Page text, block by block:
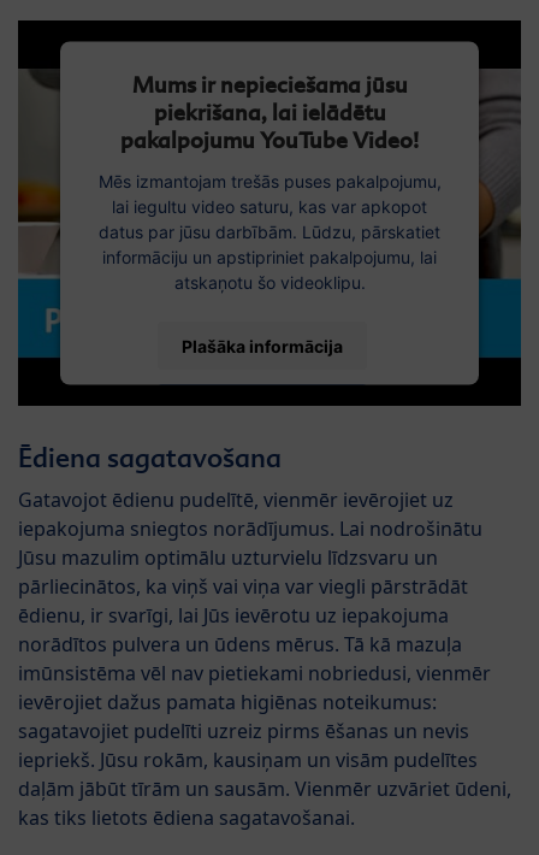
Mums ir nepieciešama jūsu
piekrišana, lai ielādētu
pakalpojumu YouTube Video!
Mēs izmantojam trešās puses pakalpojumu,
lai iegultu video saturu, kas var apkopot
datus par jūsu darbībām. Lūdzu, pārskatiet
informāciju un apstipriniet pakalpojumu, lai
atskaņotu šo videoklipu.
Plašāka informācija
Piekrist
Ēdiena sagatavošana
Gatavojot ēdienu pudelītē, vienmēr ievērojiet uz
iepakojuma sniegtos norādījumus. Lai nodrošinātu
Jūsu mazulim optimālu uzturvielu līdzsvaru un
pārliecinātos, ka viņš vai viņa var viegli pārstrādāt
ēdienu, ir svarīgi, lai Jūs ievērotu uz iepakojuma
norādītos pulvera un ūdens mērus. Tā kā mazuļa
imūnsistēma vēl nav pietiekami nobriedusi, vienmēr
ievērojiet dažus pamata higiēnas noteikumus:
sagatavojiet pudelīti uzreiz pirms ēšanas un nevis
iepriekš. Jūsu rokām, kausiņam un visām pudelītes
daļām jābūt tīrām un sausām. Vienmēr uzvāriet ūdeni,
kas tiks lietots ēdiena sagatavošanai.